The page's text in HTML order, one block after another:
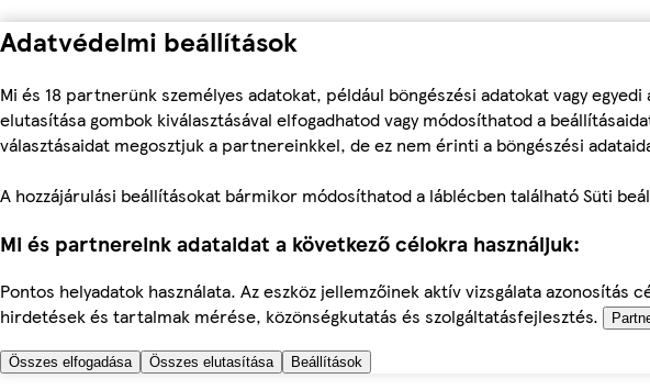
Adatvédelmi beállítások
Mi és 18 partnerünk személyes adatokat, például böngészési adatokat vagy
elutasítása gombok kiválasztásával elfogadhatod vagy módosíthatod a
választásaidat megosztjuk a partnereinkkel, de ez nem érinti a böngészési
A hozzájárulási beállításokat bármikor módosíthatod a láblécben található Süti
Mi és partnereink adataidat a következő célokra használjuk:
Pontos helyadatok használata. Az eszköz jellemzőinek aktív vizsgálata
hirdetések és tartalmak mérése, közönségkutatás és szolgáltatásfejlesztés.
Összes elfogadása Összes elutasítása Beállítások